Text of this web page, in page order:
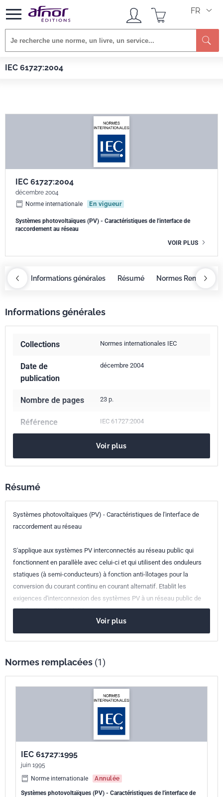
FR
IEC 61727:2004
Afnor EDITIONS Normes
IEC 61727:2004
décembre 2004
Norme internationale
En vigueur
Systèmes photovoltaïques (PV) - Caractéristiques de l'interface de
raccordement au réseau
VOIR PLUS
Informations générales Résumé Normes
Informations générales
Collections Normes internationales IEC
Date de
publication
décembre 2004
Nombre de pages 23 p.
Référence IEC 61727:2004
Voir plus
Résumé
Systèmes photovoltaïques (PV) - Caractéristiques de l'interface de
raccordement au réseau
S'applique aux systèmes PV interconnectés au réseau public qui
fonctionnent en parallèle avec celui-ci et qui utilisent des onduleurs
statiques (à semi-conducteurs) à fonction anti-îlotages pour la
conversion du courant continu en courant alternatif. Etablit les
exigences d'interconnexion des systèmes PV à un réseau public de
distribution de l'électricité.
Voir plus
Normes remplacées (1)
IEC 61727:1995
juin 1995
Norme internationale
Annulée
Systèmes photovoltaïques (PV) - Caractéristiques de l'interface de